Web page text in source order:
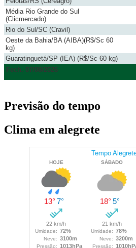
Média Rio Grande do Sul
(Clicmercado)
Rio do Sul/SC (Cravil)
Oeste da Bahia/BA (AIBA)(R$/Sc 60
kg)
Guaratinguetá/SP (IEA) (R$/Sc 60 kg)
Fech. 07/08/2026
Previsão do tempo
Clima em alegrete